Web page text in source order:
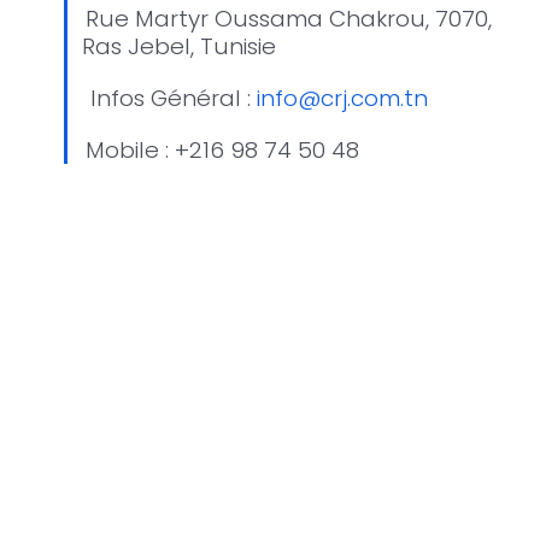
Rue Martyr Oussama Chakrou, 7070,
Ras Jebel, Tunisie
Infos Général : info@crj.com.tn
Mobile : +216 98 74 50 48